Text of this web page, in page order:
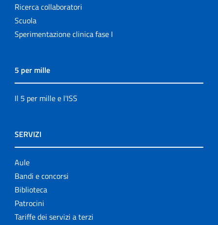
Ricerca collaboratori
Scuola
Sperimentazione clinica fase I
5 per mille
Il 5 per mille e l'ISS
SERVIZI
Aule
Bandi e concorsi
Biblioteca
Patrocini
Tariffe dei servizi a terzi